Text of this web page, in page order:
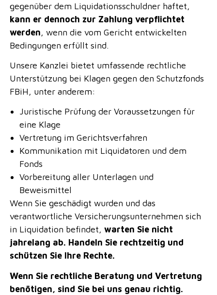
gegenüber dem Liquidationsschuldner haftet,
kann er dennoch zur Zahlung verpflichtet
werden, wenn die vom Gericht entwickelten
Bedingungen erfüllt sind.
Unsere Kanzlei bietet umfassende rechtliche
Unterstützung bei Klagen gegen den Schutzfonds
FBiH, unter anderem:
Juristische Prüfung der Voraussetzungen für
eine Klage
Vertretung im Gerichtsverfahren
Kommunikation mit Liquidatoren und dem
Fonds
Vorbereitung aller Unterlagen und
Beweismittel
Wenn Sie geschädigt wurden und das
verantwortliche Versicherungsunternehmen sich
in Liquidation befindet, warten Sie nicht
jahrelang ab. Handeln Sie rechtzeitig und
schützen Sie Ihre Rechte.
Wenn Sie rechtliche Beratung und Vertretung
benötigen, sind Sie bei uns genau richtig.